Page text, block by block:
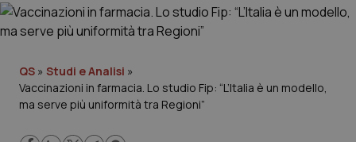
Governo e Parlamento
Regioni e Asl
QS » Studi e Analisi »
Vaccinazioni in farmacia. Lo studio Fip: “L’Italia è un modello,
ma serve più uniformità tra Regioni”